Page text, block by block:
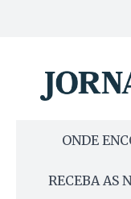
ONDE
RECEBA AS